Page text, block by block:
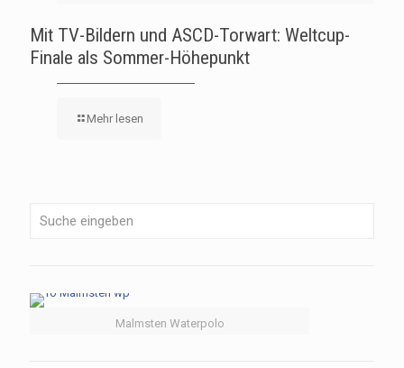
Mit TV-Bildern und ASCD-Torwart: Weltcup-
Finale als Sommer-Höhepunkt
Mehr lesen
Malmsten Waterpolo